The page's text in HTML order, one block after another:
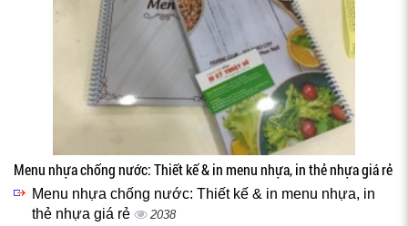
Menu nhựa chống nước: Thiết kế & in menu nhựa, in thẻ nhựa giá rẻ
Menu nhựa chống nước: Thiết kế & in menu nhựa, in
thẻ nhựa giá rẻ
2038